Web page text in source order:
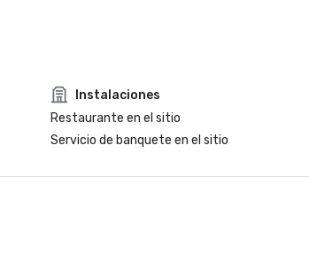
Instalaciones
Restaurante en el sitio
Servicio de banquete en el sitio